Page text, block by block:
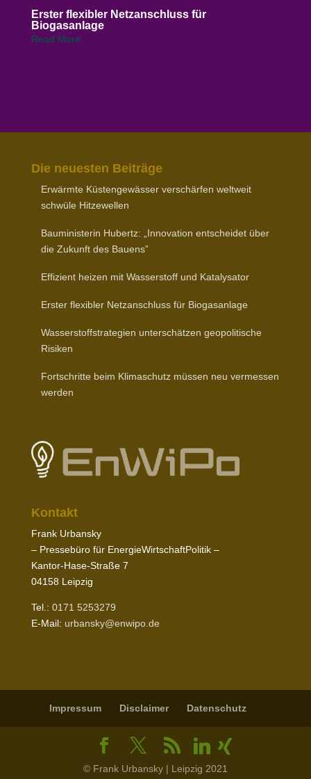
Erster flexibler Netz­an­schluss für
Biogasanlage
Read More
Die neuesten Beiträge
Erwärmte Küsten­ge­wässer verschärfen weltweit
schwüle Hitzewellen
Baumi­nis­terin Hubertz: „Inno­vation entscheidet über
die Zukunft des Bauens”
Effizient heizen mit Wasser­stoff und Katalysator
Erster flexibler Netz­an­schluss für Biogasanlage
Wasser­stoff­stra­tegien unter­schätzen geopo­li­tische
Risiken
Fort­schritte beim Klima­schutz müssen neu vermessen
werden
Kontakt
Frank Urbansky
– Pres­sebüro für EnergieWirtschaftPolitik –
Kantor-​Hase-​Straße 7
04158Leipzig
Tel.: 0171 5253279
E‑Mail: urbansky@​enwipo.​de
Impressum Disclaimer Daten­schutz
© Frank Urbansky | Leipzig 2021